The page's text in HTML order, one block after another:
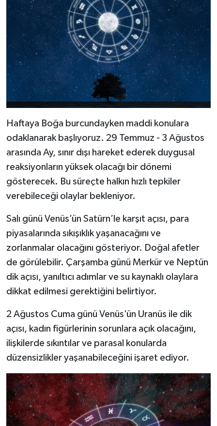
Haftaya Boğa burcundayken maddi konulara
odaklanarak başlıyoruz. 29 Temmuz - 3 Ağustos
arasında Ay, sınır dışı hareket ederek duygusal
reaksiyonların yüksek olacağı bir dönemi
gösterecek. Bu süreçte halkın hızlı tepkiler
verebileceği olaylar bekleniyor.
Salı günü Venüs’ün Satürn’le karşıt açısı, para
piyasalarında sıkışıklık yaşanacağını ve
zorlanmalar olacağını gösteriyor. Doğal afetler
de görülebilir. Çarşamba günü Merkür ve Neptün
dik açısı, yanıltıcı adımlar ve su kaynaklı olaylara
dikkat edilmesi gerektiğini belirtiyor.
2 Ağustos Cuma günü Venüs’ün Uranüs ile dik
açısı, kadın figürlerinin sorunlara açık olacağını,
ilişkilerde sıkıntılar ve parasal konularda
düzensizlikler yaşanabileceğini işaret ediyor.